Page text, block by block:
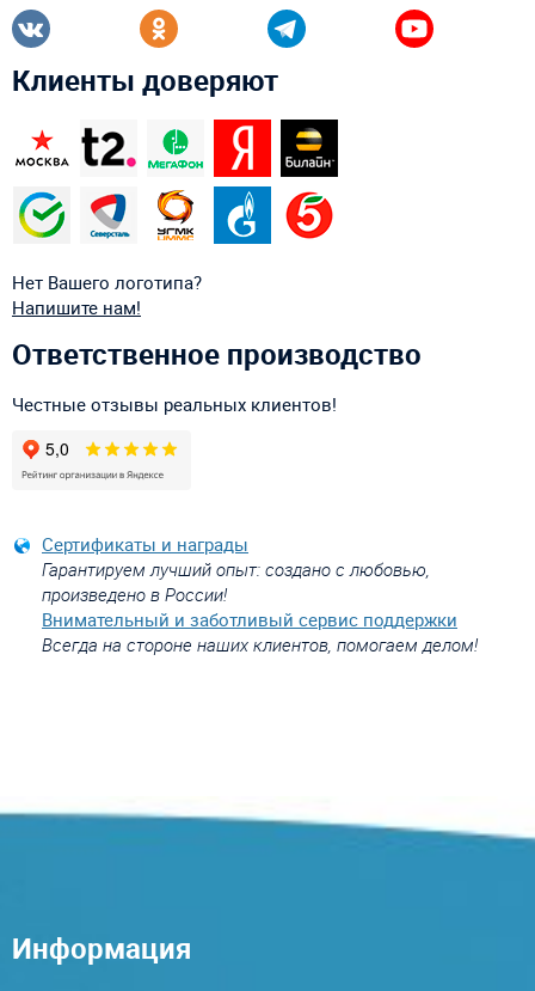
Клиенты доверяют
Нет Вашего логотипа?
Напишите нам!
Ответственное производство
Честные отзывы реальных клиентов!
Сертификаты и награды
Гарантируем лучший опыт: создано с любовью,
произведено в России!
Внимательный и заботливый сервис поддержки
Всегда на стороне наших клиентов, помогаем делом!
Информация